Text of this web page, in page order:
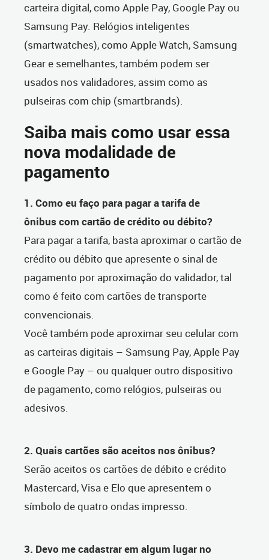
carteira digital, como Apple Pay, Google Pay ou
Samsung Pay. Relógios inteligentes
(smartwatches), como Apple Watch, Samsung
Gear e semelhantes, também podem ser
usados nos validadores, assim como as
pulseiras com chip (smartbrands).
Saiba mais como usar essa
nova modalidade de
pagamento
1. Como eu faço para pagar a tarifa de
ônibus com cartão de crédito ou débito?
Para pagar a tarifa, basta aproximar o cartão de
crédito ou débito que apresente o sinal de
pagamento por aproximação do validador, tal
como é feito com cartões de transporte
convencionais.
Você também pode aproximar seu celular com
as carteiras digitais – Samsung Pay, Apple Pay
e Google Pay – ou qualquer outro dispositivo
de pagamento, como relógios, pulseiras ou
adesivos.
2. Quais cartões são aceitos nos ônibus?
Serão aceitos os cartões de débito e crédito
Mastercard, Visa e Elo que apresentem o
símbolo de quatro ondas impresso.
3. Devo me cadastrar em algum lugar no